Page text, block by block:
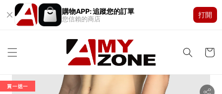
購物APP: 追蹤您的訂單
您信賴的商店
打開
買一送一